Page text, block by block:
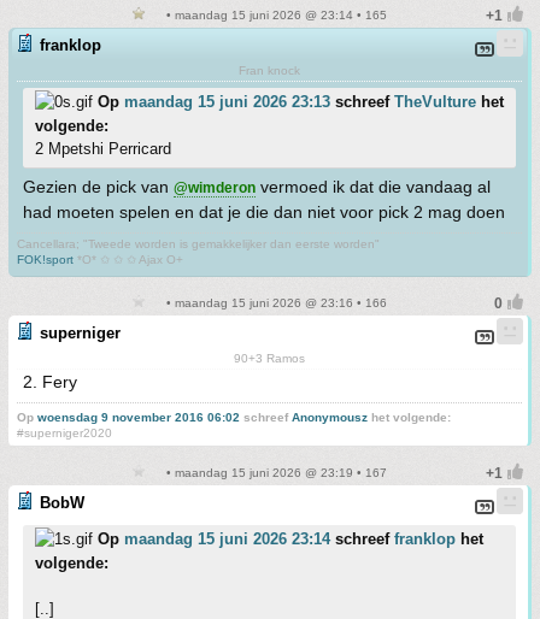
• maandag 15 juni 2026 @ 23:14 • 165
franklop
Fran knock
Op maandag 15 juni 2026 23:13 schreef TheVulture het
volgende:
2 Mpetshi Perricard
Gezien de pick van @wimderon vermoed ik dat die vandaag al
had moeten spelen en dat je die dan niet voor pick 2 mag doen
Cancellara; "Tweede worden is gemakkelijker dan eerste worden"
FOK!sport *O* ✩ ✩ ✩ Ajax O+
• maandag 15 juni 2026 @ 23:16 • 166
superniger
90+3 Ramos
2. Fery
Op woensdag 9 november 2016 06:02 schreefAnonymousz het volgende:
#superniger2020
• maandag 15 juni 2026 @ 23:19 • 167
BobW
Op maandag 15 juni 2026 23:14schreef franklop het
volgende:
[..]